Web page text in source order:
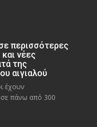
περισσότερες
νέες
της
αιγιαλού
έχουν
σε πάνω από 300